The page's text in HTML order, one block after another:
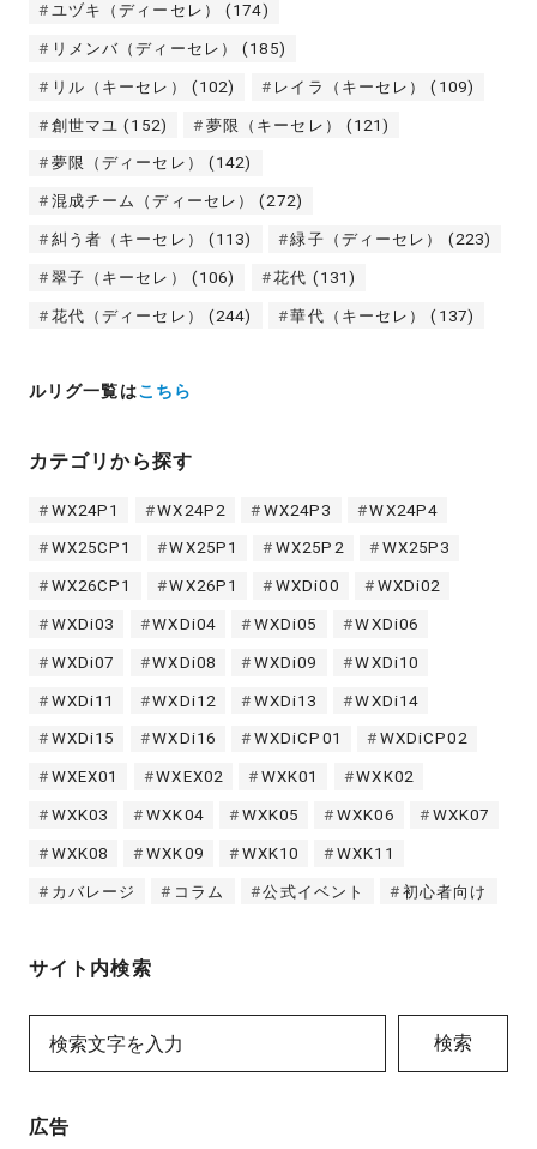
ユヅキ（ディーセレ） (174)
リメンバ（ディーセレ） (185)
リル（キーセレ） (102) レイラ（キーセレ） (109)
創世マユ (152) 夢限（キーセレ） (121)
夢限（ディーセレ） (142)
混成チーム（ディーセレ） (272)
糾う者（キーセレ） (113) 緑子（ディーセレ） (223)
翠子（キーセレ） (106) 花代 (131)
花代（ディーセレ） (244) 華代（キーセレ） (137)
ルリグ一覧はこちら
カテゴリから探す
WX24P1 WX24P2 WX24P3 WX24P4
WX25CP1 WX25P1 WX25P2 WX25P3
WX26CP1 WX26P1 WXDi00 WXDi02
WXDi03 WXDi04 WXDi05 WXDi06
WXDi07 WXDi08 WXDi09 WXDi10
WXDi11 WXDi12 WXDi13 WXDi14
WXDi15 WXDi16 WXDiCP01 WXDiCP02
WXEX01 WXEX02 WXK01 WXK02
WXK03 WXK04 WXK05 WXK06 WXK07
WXK08 WXK09 WXK10 WXK11
カバレージ コラム 公式イベント 初心者向け
サイト内検索
検索
広告